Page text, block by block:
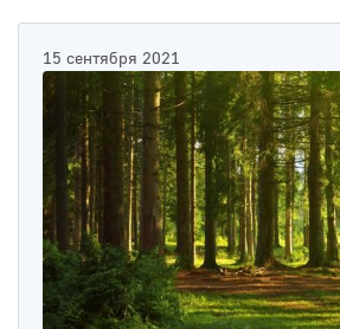
15 сентября 2021